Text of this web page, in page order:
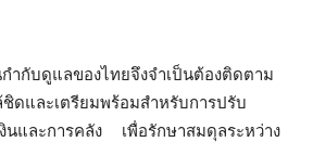
ำกับดูแลของไทยจึงจำเป็นต้องติดตาม
ดและเตรียมพร้อมสำหรับการปรับ
นและการคลัง เพื่อรักษาสมดุลระหว่าง